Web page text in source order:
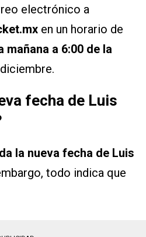
electrónico a
en un horario de
mañana a 6:00 de la
fecha de Luis
la nueva fecha de Luis
todo indica que